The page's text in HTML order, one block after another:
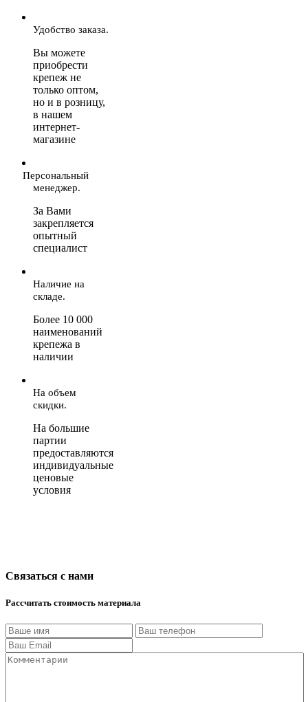
Удобство заказа.
Вы можете
приобрести
крепеж не
только оптом,
но и в розницу,
в нашем
интернет-
магазине
Персональный
менеджер.
За Вами
закрепляется
опытный
специалист
Наличие на
складе.
Более 10 000
наименований
крепежа в
наличии
На объем
скидки.
На большие
партии
предоставляются
индивидуальные
ценовые
условия
Связаться с нами
Рассчитать стоимость материала